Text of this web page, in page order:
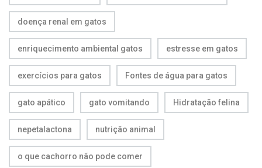
doença renal em gatos
enriquecimento ambiental gatos estresse em gatos
exercícios para gatos Fontes de água para gatos
gato apático gato vomitando Hidratação felina
nepetalactona nutrição animal
o que cachorro não pode comer